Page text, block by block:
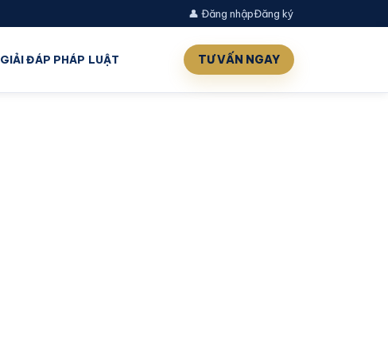
👤 Đăng nhậpĐăng ký
GIẢI ĐÁP PHÁP LUẬT TƯ VẤN NGAY